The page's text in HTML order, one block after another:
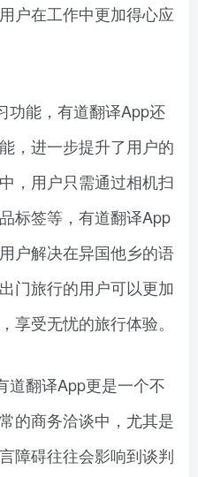
户在工作中更加得心应
功能，有道翻译App还
，进一步提升了用户的
，用户只需通过相机扫
标签等，有道翻译App
户解决在异国他乡的语
门旅行的用户可以更加
享受无忧的旅行体验。
道翻译App更是一个不
的商务洽谈中，尤其是
障碍往往会影响到谈判